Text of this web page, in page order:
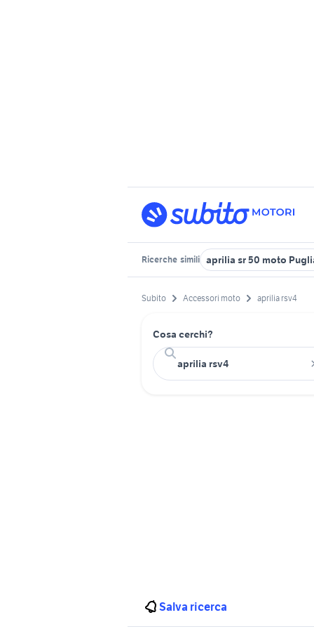
Ricerche simili aprilia sr 50 moto
Subito Accessori moto aprilia rsv4
Cosa cerchi?
Salva ricerca